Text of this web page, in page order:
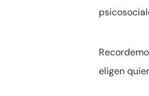
eligen